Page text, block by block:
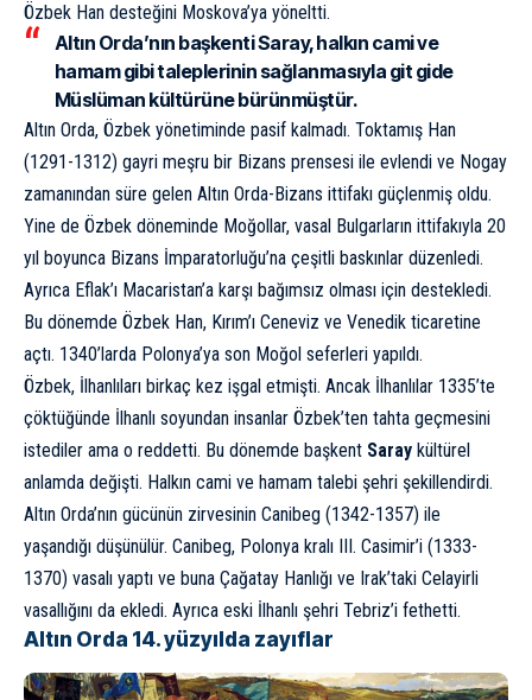
Özbek Han desteğini Moskova’ya yöneltti.
Altın Orda’nın başkenti Saray, halkın cami ve
hamam gibi taleplerinin sağlanmasıyla git gide
Müslüman kültürüne bürünmüştür.
Altın Orda, Özbek yönetiminde pasif kalmadı. Toktamış Han
(1291-1312) gayri meşru bir Bizans prensesi ile evlendi ve Nogay
zamanından süre gelen Altın Orda-Bizans ittifakı güçlenmiş oldu.
Yine de Özbek döneminde Moğollar, vasal Bulgarların ittifakıyla 20
yıl boyunca Bizans İmparatorluğu’na çeşitli baskınlar düzenledi.
Ayrıca Eflak’ı Macaristan’a karşı bağımsız olması için destekledi.
Bu dönemde Özbek Han, Kırım’ı Ceneviz ve Venedik ticaretine
açtı. 1340’larda Polonya’ya son Moğol seferleri yapıldı.
Özbek, İlhanlıları birkaç kez işgal etmişti. Ancak İlhanlılar 1335’te
çöktüğünde İlhanlı soyundan insanlar Özbek’ten tahta geçmesini
istediler ama o reddetti. Bu dönemde başkent Saray kültürel
anlamda değişti. Halkın cami ve hamam talebi şehri şekillendirdi.
Altın Orda’nın gücünün zirvesinin Canibeg (1342-1357) ile
yaşandığı düşünülür. Canibeg, Polonya kralı III. Casimir’i (1333-
1370) vasalı yaptı ve buna Çağatay Hanlığı ve Irak’taki Celayirli
vasallığını da ekledi. Ayrıca eski İlhanlı şehri Tebriz’i fethetti.
Altın Orda 14. yüzyılda zayıflar